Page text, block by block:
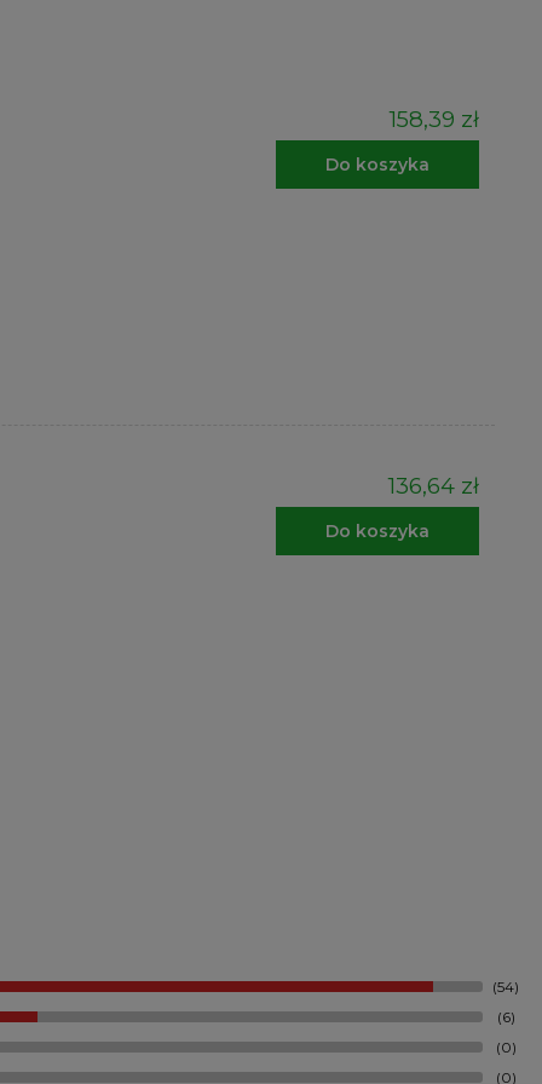
158,39 zł
Do koszyka
136,64 zł
Do koszyka
(54)
(6)
(0)
(0)